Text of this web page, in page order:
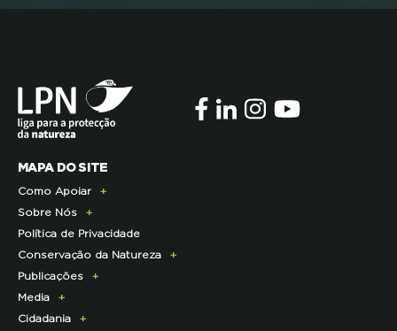
MAPA DO SITE
Como Apoiar
Doe Hoje
Consignação do IRS
Torne-se Associado
Pagamento Quotas
Parcerias Exclusivas aos Associados
Parcerias de Apoio à LPN
Sobre Nós
Apresentação
História
Institucional
Membros da Direção Nacional
Corpo Técnico
Política de Privacidade
Conservação da Natureza
Programa Lince
Programa Castro Verde Sustentável
Programa Florestas
Publicações
E-News
Centro de Documentação
Media
Comunicado de imprensa
Cidadania